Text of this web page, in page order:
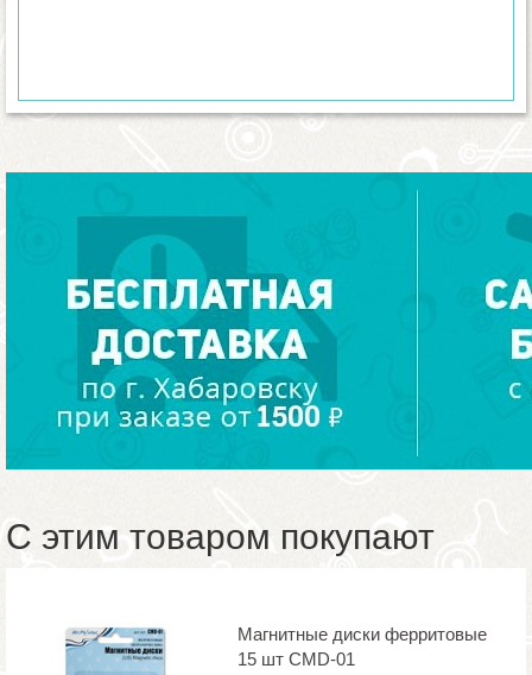
С этим товаром покупают
Магнитные диски ферритовые
15 шт CMD-01